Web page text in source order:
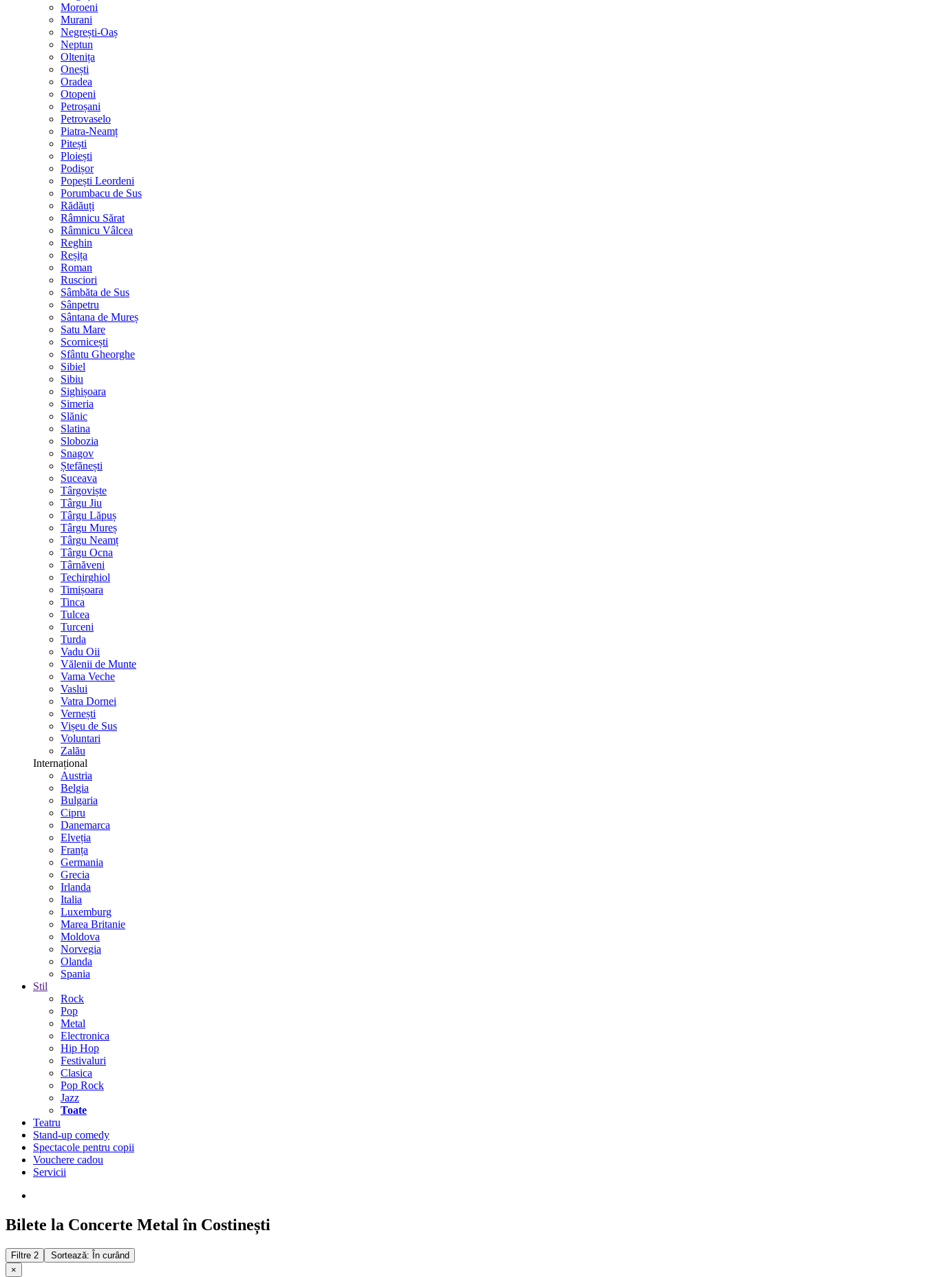
Moroeni
Murani
Negrești-Oaș
Neptun
Oltenița
Onești
Oradea
Otopeni
Petroșani
Petrovaselo
Piatra-Neamț
Pitești
Ploiești
Podișor
Popești Leordeni
Porumbacu de Sus
Rădăuți
Râmnicu Sărat
Râmnicu Vâlcea
Reghin
Reșița
Roman
Rusciori
Sâmbăta de Sus
Sânpetru
Sântana de Mureș
Satu Mare
Scornicești
Sfântu Gheorghe
Sibiel
Sibiu
Sighișoara
Simeria
Slănic
Slatina
Slobozia
Snagov
Ștefănești
Suceava
Târgoviște
Târgu Jiu
Târgu Lăpuș
Târgu Mureș
Târgu Neamț
Târgu Ocna
Târnăveni
Techirghiol
Timișoara
Tinca
Tulcea
Turceni
Turda
Vadu Oii
Vălenii de Munte
Vama Veche
Vaslui
Vatra Dornei
Vernești
Vișeu de Sus
Voluntari
Zalău
Internațional
Austria
Belgia
Bulgaria
Cipru
Danemarca
Elveția
Franța
Germania
Grecia
Irlanda
Italia
Luxemburg
Marea Britanie
Moldova
Norvegia
Olanda
Spania
Stil
Rock
Pop
Metal
Electronica
Hip Hop
Festivaluri
Clasica
Pop Rock
Jazz
Toate
Teatru
Stand-up comedy
Spectacole pentru copii
Vouchere cadou
Servicii
Bilete la Concerte Metal în Costinești
Filtre 2
Sortează: În curând
×